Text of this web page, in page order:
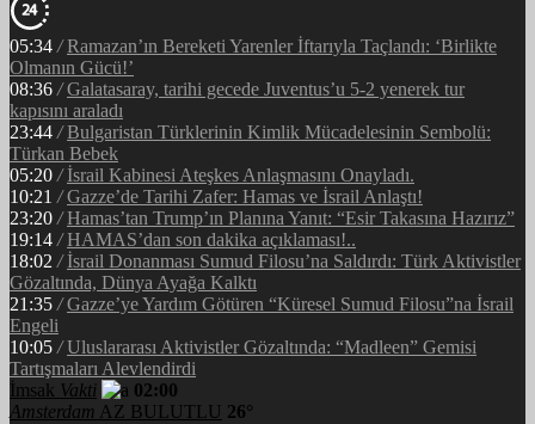
05:34 / Ramazan’ın Bereketi Yarenler İftarıyla Taçlandı: ‘Birlikte
Olmanın Gücü!’
08:36 / Galatasaray, tarihi gecede Juventus’u 5-2 yenerek tur
kapısını araladı
23:44 / Bulgaristan Türklerinin Kimlik Mücadelesinin Sembolü:
Türkan Bebek
05:20 / İsrail Kabinesi Ateşkes Anlaşmasını Onayladı.
10:21 / Gazze’de Tarihi Zafer: Hamas ve İsrail Anlaştı!
23:20 / Hamas’tan Trump’ın Planına Yanıt: “Esir Takasına Hazırız”
19:14 / HAMAS’dan son dakika açıklaması!..
18:02 / İsrail Donanması Sumud Filosu’na Saldırdı: Türk Aktivistler
Gözaltında, Dünya Ayağa Kalktı
21:35 / Gazze’ye Yardım Götüren “Küresel Sumud Filosu”na İsrail
Engeli
10:05 / Uluslararası Aktivistler Gözaltında: “Madleen” Gemisi
Tartışmaları Alevlendirdi
İmsak Vakti
02:00
Amsterdam AZ BULUTLU 26°